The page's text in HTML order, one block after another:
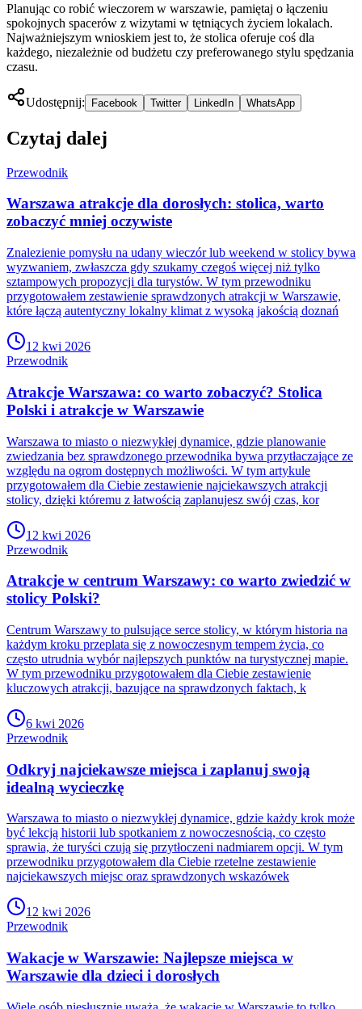
Planując co robić wieczorem w warszawie, pamiętaj o łączeniu
spokojnych spacerów z wizytami w tętniących życiem lokalach.
Najważniejszym wnioskiem jest to, że stolica oferuje coś dla
każdego, niezależnie od budżetu czy preferowanego stylu spędzania
czasu.
Udostępnij: Facebook Twitter LinkedIn WhatsApp
Czytaj dalej
Przewodnik
Warszawa atrakcje dla dorosłych: stolica, warto
zobaczyć mniej oczywiste
Znalezienie pomysłu na udany wieczór lub weekend w stolicy bywa
wyzwaniem, zwłaszcza gdy szukamy czegoś więcej niż tylko
sztampowych propozycji dla turystów. W tym przewodniku
przygotowałem zestawienie sprawdzonych atrakcji w Warszawie,
które łączą autentyczny lokalny klimat z wysoką jakością doznań
12 kwi 2026
Przewodnik
Atrakcje Warszawa: co warto zobaczyć? Stolica
Polski i atrakcje w Warszawie
Warszawa to miasto o niezwykłej dynamice, gdzie planowanie
zwiedzania bez sprawdzonego przewodnika bywa przytłaczające ze
względu na ogrom dostępnych możliwości. W tym artykule
przygotowałem dla Ciebie zestawienie najciekawszych atrakcji
stolicy, dzięki któremu z łatwością zaplanujesz swój czas, kor
12 kwi 2026
Przewodnik
Atrakcje w centrum Warszawy: co warto zwiedzić w
stolicy Polski?
Centrum Warszawy to pulsujące serce stolicy, w którym historia na
każdym kroku przeplata się z nowoczesnym tempem życia, co
często utrudnia wybór najlepszych punktów na turystycznej mapie.
W tym przewodniku przygotowałem dla Ciebie zestawienie
kluczowych atrakcji, bazujące na sprawdzonych faktach, k
6 kwi 2026
Przewodnik
Odkryj najciekawsze miejsca i zaplanuj swoją
idealną wycieczkę
Warszawa to miasto o niezwykłej dynamice, gdzie każdy krok może
być lekcją historii lub spotkaniem z nowoczesnością, co często
sprawia, że turyści czują się przytłoczeni nadmiarem opcji. W tym
przewodniku przygotowałem dla Ciebie rzetelne zestawienie
najciekawszych miejsc oraz sprawdzonych wskazówek
12 kwi 2026
Przewodnik
Wakacje w Warszawie: Najlepsze miejsca w
Warszawie dla dzieci i dorosłych